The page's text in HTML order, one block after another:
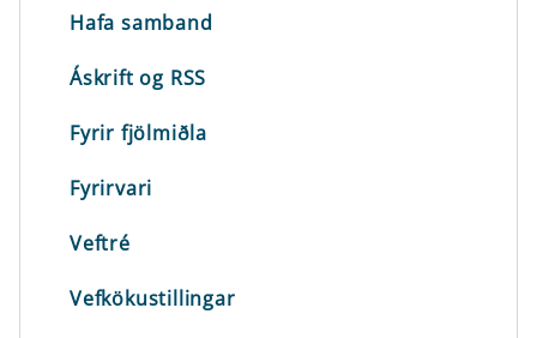
Hafa samband
Áskrift og RSS
Fyrir fjölmiðla
Fyrirvari
Veftré
Vefkökustillingar